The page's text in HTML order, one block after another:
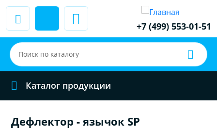
+7 (499) 553-01-51
Каталог продукции
Дефлектор - язычок SP